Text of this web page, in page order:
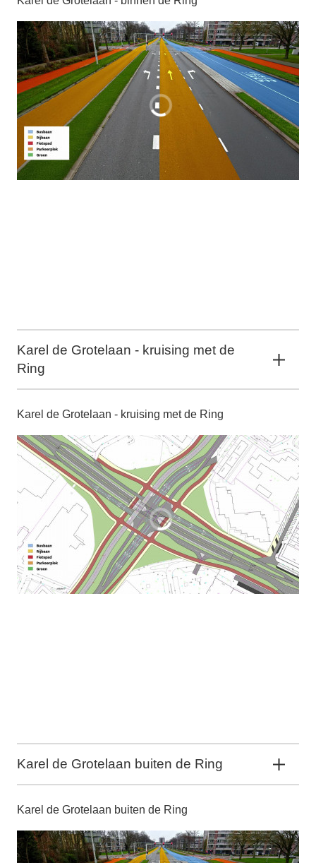
Karel de Grotelaan - kruising met de
Ring
Karel de Grotelaan - kruising met de Ring
Karel de Grotelaan buiten de Ring
Karel de Grotelaan buiten de Ring